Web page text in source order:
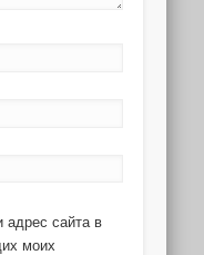
адрес сайта в
моих